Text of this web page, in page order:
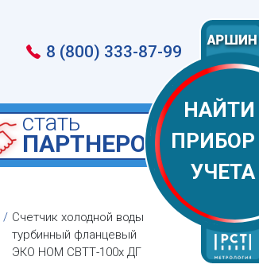
8 (800) 333-87-99
cтать
ПАРТНЕРОМ
Счетчик холодной воды
турбинный фланцевый
ЭКО НОМ СВТТ-100х ДГ
НАЙТИ
ПРИБОР
УЧЕТА